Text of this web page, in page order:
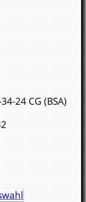
24 CG (BSA)